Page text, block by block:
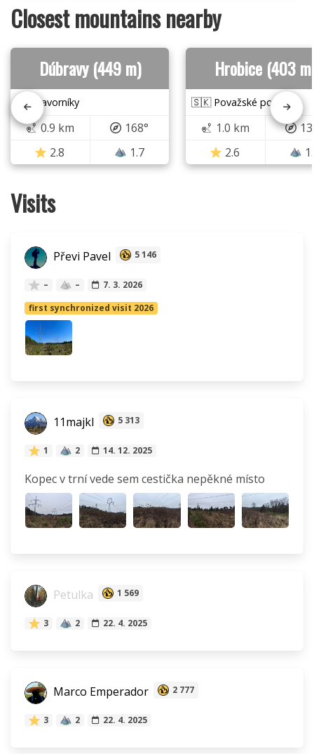
Closest mountains nearby
Dúbravy (449 m)
🇸🇰 Javorníky
0.9 km
168°
2.8
1.7
Hrobice (403
🇸🇰 Považské podolie
1.0 km
2.6
Visits
Převi Pavel 5 146
– –
7. 3. 2026
first synchronized visit 2026
11majkl 5 313
1 2 14. 12. 2025
Kopec v trní vede sem cestička nepěkné místo
Petulka 1 569
3 2 22. 4. 2025
Marco Emperador 2 777
3 2 22. 4. 2025